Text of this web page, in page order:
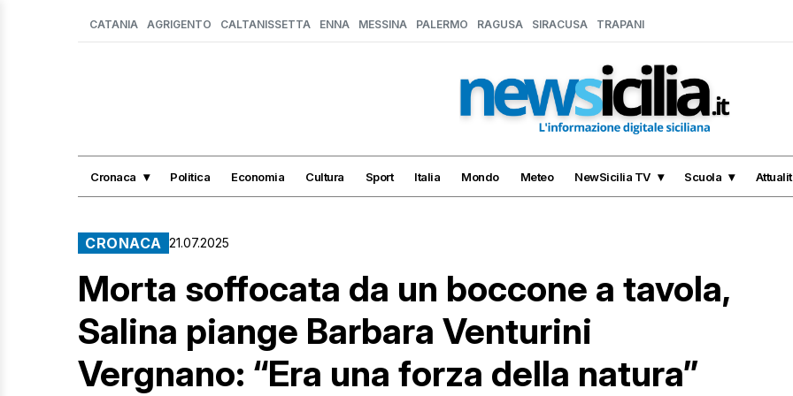
CATANIA AGRIGENTO CALTANISSETTA ENNA MESSINA PALERMO RAGUSA SIRACUSA TRAPANI
Cronaca Politica Economia Cultura Sport Italia Mondo Meteo NewSicilia TV Scuola
CRONACA 21.07.2025
Morta soffocata da un boccone a tavola,
Salina piange Barbara Venturini
Vergnano: “Era una forza della natura”